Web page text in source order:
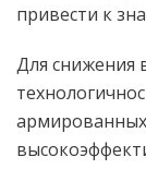
привести к
Для снижения